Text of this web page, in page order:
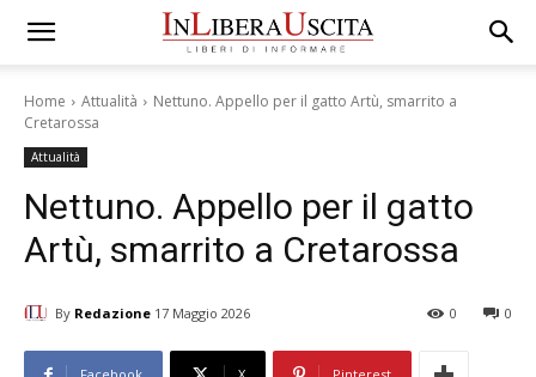
Home Attualità
Nettuno. Appello per il gatto Artù, smarrito a
Cretarossa
Attualità
Nettuno. Appello per il gatto
Artù, smarrito a Cretarossa
By Redazione 17 Maggio 2026 0
0